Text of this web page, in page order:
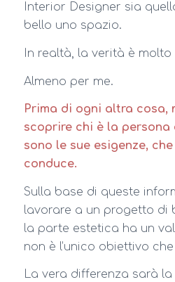
Interior Designer sia
bello uno spazio.
In realtà, la verità è molto
Almeno per me.
Prima di ogni altra cosa,
scoprire chi è la persona
sono le sue esigenze,
conduce.
Sulla base di queste
lavorare a un progetto di
la parte estetica ha un
non è l’unico obiettivo
La vera differenza sarà